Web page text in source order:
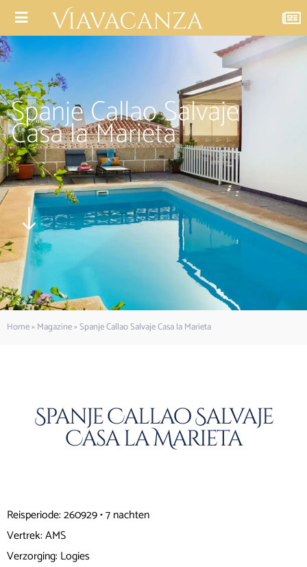
Spanje Callao Salvaje
Casa la Marieta
Home»Magazine»Spanje Callao Salvaje Casa la Marieta
Spanje Callao Salvaje
Casa la Marieta
Reisperiode: 260929 • 7 nachten
Vertrek: AMS
Verzorging: Logies